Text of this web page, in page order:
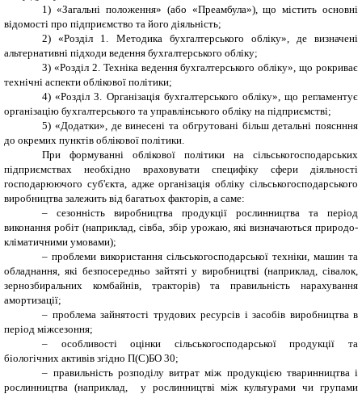
1) «Загальні положення» (або «Преамбула»), що містить основні
відомості про підприємство та його діяльність;
2)
«Розділ 1. Методика бухгалтерського обліку», де визначені
альтернативні підходи ведення бухгалтерського обліку;
3) «Розділ 2. Техніка ведення бухгалтерського обліку», що рокриває
технічні аспекти облікової політики;
4) «Розділ 3. Організація бухгалтерського обліку», що регламентує
організацію бухгалтерського та управлінського обліку на підприємстві;
5) «Додатки», де винесені та обгрутовані більш детальні пояснння
до окремих пунктів облікової політики.
При формуванні облікової політики на сільськогосподарських
підприємствах необхідно враховувати специфіку сфери діяльності
господарюючого суб'єкта, адже організація обліку сільськогосподарського
виробництва залежить від багатьох факторів, а саме:
–
сезонність виробництва продукції рослинництва та період
виконання робіт (наприклад, сівба, збір урожаю, які визначаються природо-
кліматичними умовами);
– проблеми використання сільськогосподарської техніки, машин та
обладнання, які безпосередньо зайтяті у виробництві (наприклад, сівалок,
зернозбиральних комбайнів, тракторів) та правильність нарахування
амортизації;
– проблема зайнятості трудових ресурсів і засобів виробництва в
період міжсезоння;
–
особливості оцінки сільськогосподарської продукції та
біологічних активів згідно П(С)БО 30;
– правильність розподілу витрат між продукцією тваринництва і
рослинництва (наприклад, у рослинництві між культурами чи групами